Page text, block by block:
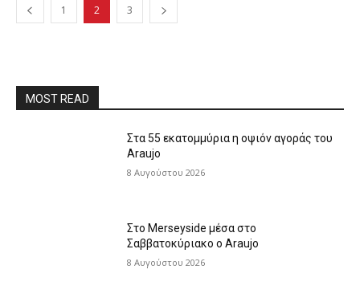
1 2 3
MOST READ
Στα 55 εκατομμύρια η οψιόν αγοράς του
Araujo
8 Αυγούστου 2026
Στο Merseyside μέσα στο
Σαββατοκύριακο ο Araujo
8 Αυγούστου 2026